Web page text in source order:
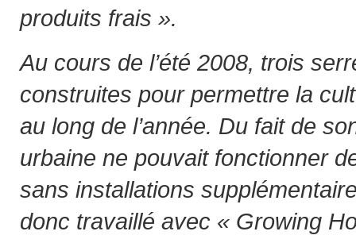
produits frais ».
Au cours de l’été 2008, trois
construites pour permettre la
au long de l’année. Du fait de
urbaine ne pouvait fonctionner
sans installations
donc travaillé avec « Growing